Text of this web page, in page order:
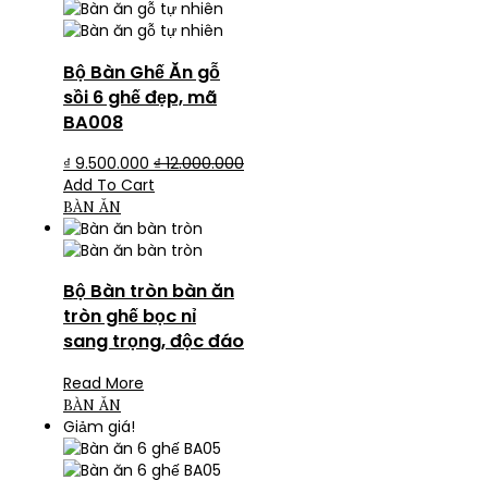
Bộ Bàn Ghế Ăn gỗ
sồi 6 ghế đẹp, mã
BA008
₫ 9.500.000 ₫12.000.000
Add To Cart
BÀN ĂN
Bộ Bàn tròn bàn ăn
tròn ghế bọc nỉ
sang trọng, độc đáo
Read More
BÀN ĂN
Giảm giá!